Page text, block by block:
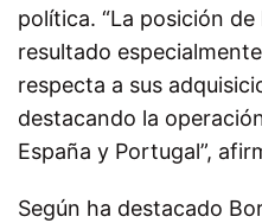
política. “La posición
resultado
respecta a sus
destacando la
España y Portugal”,
Según ha destacado